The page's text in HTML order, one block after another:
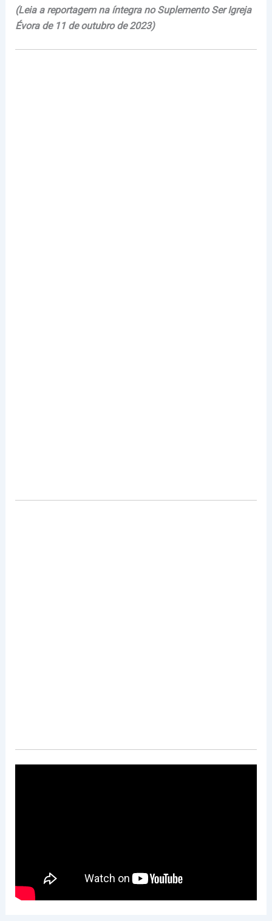
(Leia a reportagem na íntegra no Suplemento Ser Igreja
Évora de 11 de outubro de 2023)